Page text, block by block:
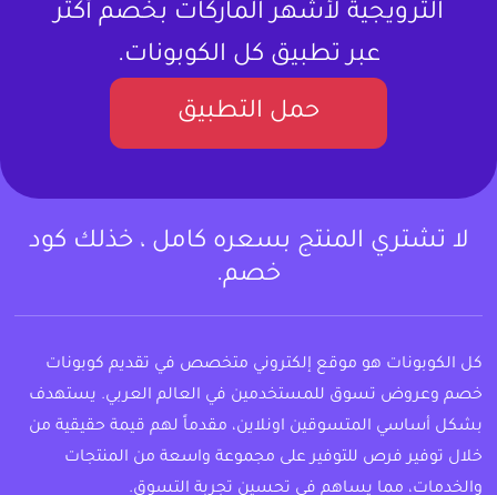
الترويجية لأشهر الماركات بخصم أكثر
عبر تطبيق كل الكوبونات.
حمل التطبيق
لا تشتري المنتج بسعره كامل ، خذلك كود
خصم.
كل الكوبونات هو موقع إلكتروني متخصص في تقديم كوبونات
خصم وعروض تسوق للمستخدمين في العالم العربي. يستهدف
بشكل أساسي المتسوقين اونلاين، مقدماً لهم قيمة حقيقية من
خلال توفير فرص للتوفير على مجموعة واسعة من المنتجات
والخدمات، مما يساهم في تحسين تجربة التسوق.